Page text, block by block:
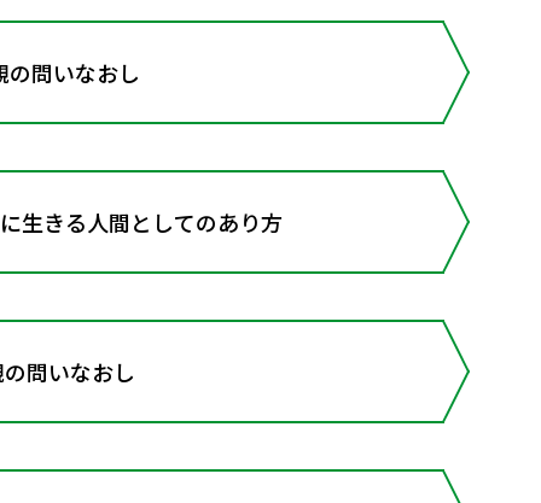
問いなおし
生きる人間としてのあり方
問いなおし